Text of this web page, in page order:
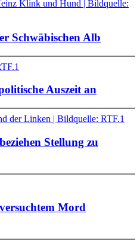
Schwäbischen Alb
Auszeit an
Stellung zu
Mord